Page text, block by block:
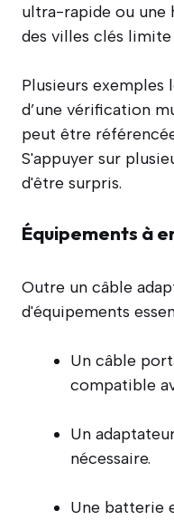
ultra-rapide ou une
des villes clés limite
Plusieurs
d’une vérification
peut être
S'appuyer sur
d'être surpris.
Équipements à
Outre un câble
d'équipements
Un câble
compatible
Un
nécessaire.
Une batterie